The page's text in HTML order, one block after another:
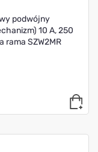
podwójny
10 A, 250
rama SZW2MR